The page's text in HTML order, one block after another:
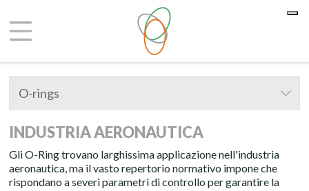
O-rings
INDUSTRIA AERONAUTICA
Gli O-Ring trovano larghissima applicazione nell'industria
aeronautica, ma il vasto repertorio normativo impone che
rispondano a severi parametri di controllo per garantire la
Informativa sulla raccolta
Le tue preferenze relative alla privacy